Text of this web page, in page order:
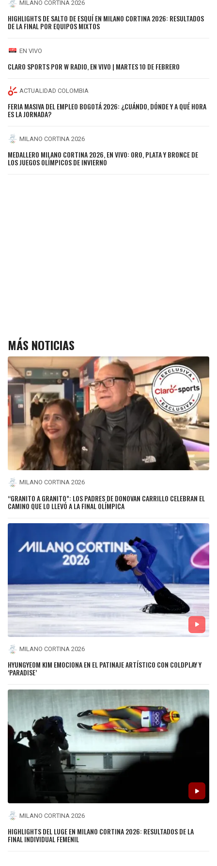
MILANO CORTINA 2026
HIGHLIGHTS DE SALTO DE ESQUÍ EN MILANO CORTINA 2026: RESULTADOS
DE LA FINAL POR EQUIPOS MIXTOS
EN VIVO
CLARO SPORTS POR W RADIO, EN VIVO | MARTES 10 DE FEBRERO
ACTUALIDAD COLOMBIA
FERIA MASIVA DEL EMPLEO BOGOTÁ 2026: ¿CUÁNDO, DÓNDE Y A QUÉ HORA
ES LA JORNADA?
MILANO CORTINA 2026
MEDALLERO MILANO CORTINA 2026, EN VIVO: ORO, PLATA Y BRONCE DE
LOS JUEGOS OLÍMPICOS DE INVIERNO
MÁS NOTICIAS
MILANO CORTINA 2026
“GRANITO A GRANITO”: LOS PADRES DE DONOVAN CARRILLO CELEBRAN EL
CAMINO QUE LO LLEVÓ A LA FINAL OLÍMPICA
MILANO CORTINA 2026
HYUNGYEOM KIM EMOCIONA EN EL PATINAJE ARTÍSTICO CON COLDPLAY Y
‘PARADISE’
MILANO CORTINA 2026
HIGHLIGHTS DEL LUGE EN MILANO CORTINA 2026: RESULTADOS DE LA
FINAL INDIVIDUAL FEMENIL